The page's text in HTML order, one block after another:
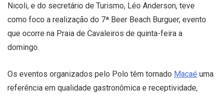
Nicoli, e do secretário de Turismo, Léo Anderson, teve
como foco a realização do 7ª Beer Beach Burguer, evento
que ocorre na Praia de Cavaleiros de quinta-feira a
domingo.
Os eventos organizados pelo Polo têm tornado Macaé uma
referência em qualidade gastronômica e receptividade,